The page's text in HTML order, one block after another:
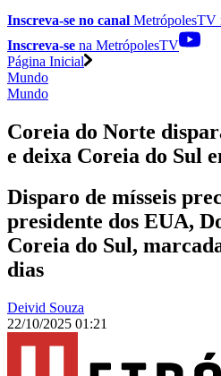
Inscreva-se no canal MetrópolesTV
Inscreva-se na MetrópolesTV
Página Inicial
Mundo
Mundo
Coreia do Norte
e deixa Coreia do Sul
Disparo de mísseis
presidente dos EUA,
Coreia do Sul,
dias
Deivid Souza
22/10/2025 01:21